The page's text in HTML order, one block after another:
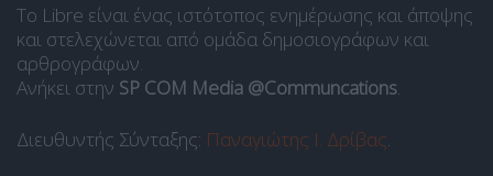
Το Libre είναι ένας ιστότοπος ενημέρωσης και άποψης
και στελεχώνεται από ομάδα δημοσιογράφων και
αρθρογράφων.
Ανήκει στην SP COM Media @Communcations.
Διευθυντής Σύνταξης: Παναγιώτης Ι. Δρίβας.